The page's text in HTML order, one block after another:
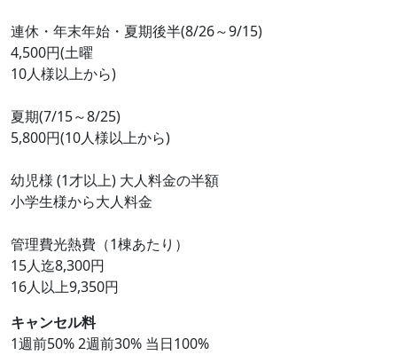
連休・年末年始・夏期後半(8/26～9/15)
4,500円(土曜
10人様以上から)
夏期(7/15～8/25)
5,800円(10人様以上から)
幼児様 (1才以上) 大人料金の半額
小学生様から大人料金
管理費光熱費（1棟あたり）
15人迄8,300円
16人以上9,350円
キャンセル料
1週前50% 2週前30% 当日100%